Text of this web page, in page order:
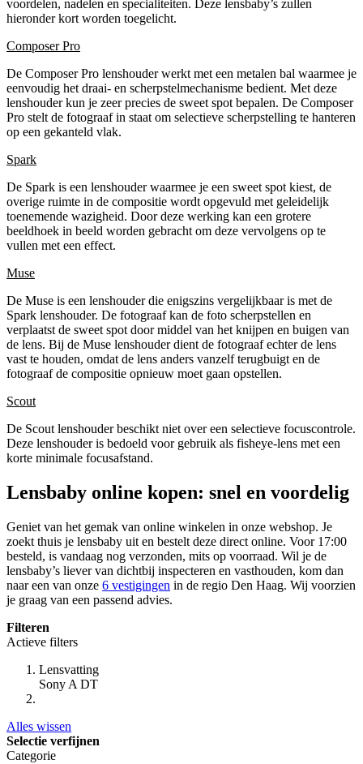
voordelen, nadelen en specialiteiten. Deze lensbaby’s zullen
hieronder kort worden toegelicht.
Composer Pro
De Composer Pro lenshouder werkt met een metalen bal waarmee je
eenvoudig het draai- en scherpstelmechanisme bedient. Met deze
lenshouder kun je zeer precies de sweet spot bepalen. De Composer
Pro stelt de fotograaf in staat om selectieve scherpstelling te hanteren
op een gekanteld vlak.
Spark
De Spark is een lenshouder waarmee je een sweet spot kiest, de
overige ruimte in de compositie wordt opgevuld met geleidelijk
toenemende wazigheid. Door deze werking kan een grotere
beeldhoek in beeld worden gebracht om deze vervolgens op te
vullen met een effect.
Muse
De Muse is een lenshouder die enigszins vergelijkbaar is met de
Spark lenshouder. De fotograaf kan de foto scherpstellen en
verplaatst de sweet spot door middel van het knijpen en buigen van
de lens. Bij de Muse lenshouder dient de fotograaf echter de lens
vast te houden, omdat de lens anders vanzelf terugbuigt en de
fotograaf de compositie opnieuw moet gaan opstellen.
Scout
De Scout lenshouder beschikt niet over een selectieve focuscontrole.
Deze lenshouder is bedoeld voor gebruik als fisheye-lens met een
korte minimale focusafstand.
Lensbaby online kopen: snel en voordelig
Geniet van het gemak van online winkelen in onze webshop. Je
zoekt thuis je lensbaby uit en bestelt deze direct online. Voor 17:00
besteld, is vandaag nog verzonden, mits op voorraad. Wil je de
lensbaby’s liever van dichtbij inspecteren en vasthouden, kom dan
naar een van onze 6 vestigingen in de regio Den Haag. Wij voorzien
je graag van een passend advies.
Filteren
Actieve filters
Lensvatting
Sony A DT
Alles wissen
Selectie verfijnen
Categorie